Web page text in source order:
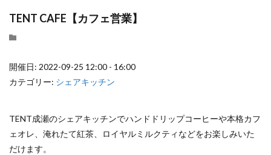
TENT CAFE【カフェ営業】
開催日: 2022-09-25 12:00 - 16:00
カテゴリー: シェアキッチン
TENT成瀬のシェアキッチンでハンドドリップコーヒーや本格カフ
ェオレ、淹れたて紅茶、ロイヤルミルクティなどをお楽しみいた
だけます。